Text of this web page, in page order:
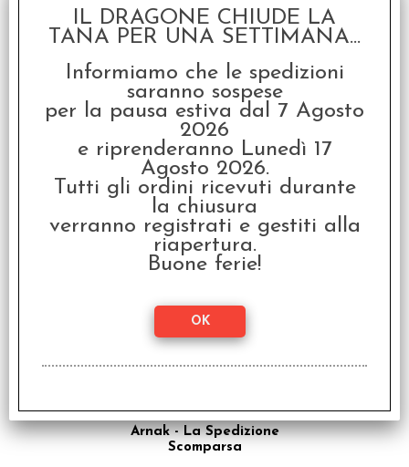
Le Rovine Perdute di
Arnak - Capi Spedizione
€ 31,99
€ 25,59
Le Rovine Perdute di
Arnak - La Spedizione
Scomparsa
IL DRAGONE CHIUDE LA
TANA PER UNA SETTIMANA...
Informiamo che le spedizioni
saranno sospese
per la pausa estiva dal 7 Agosto
2026
e riprenderanno Lunedì 17
Agosto 2026.
Tutti gli ordini ricevuti durante
la chiusura
verranno registrati e gestiti alla
riapertura.
Buone ferie!